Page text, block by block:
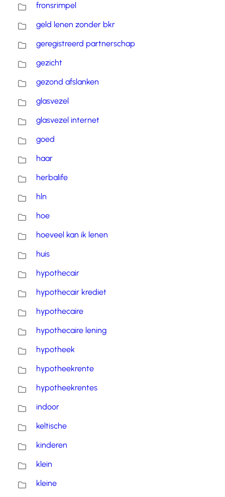
fronsrimpel
geld lenen zonder bkr
geregistreerd partnerschap
gezicht
gezond afslanken
glasvezel
glasvezel internet
goed
haar
herbalife
hln
hoe
hoeveel kan ik lenen
huis
hypothecair
hypothecair krediet
hypothecaire
hypothecaire lening
hypotheek
hypotheekrente
hypotheekrentes
indoor
keltische
kinderen
klein
kleine